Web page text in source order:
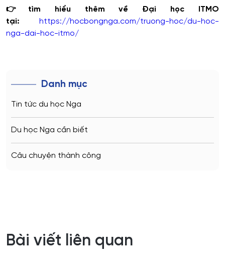
👉tìm hiểu thêm về Đại học ITMO
tại:
https://hocbongnga.com/truong-hoc/du-hoc-
nga-dai-hoc-itmo/
Danh mục
Tin tức du học Nga
Du học Nga cần biết
Câu chuyện thành công
Bài viết liên quan